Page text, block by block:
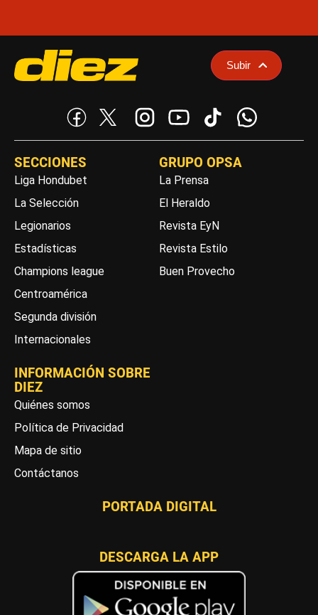
Subir
SECCIONES
Liga Hondubet
La Selección
Legionarios
Estadísticas
Champions league
Centroamérica
Segunda división
Internacionales
GRUPO OPSA
La Prensa
El Heraldo
Revista EyN
Revista Estilo
Buen Provecho
INFORMACIÓN SOBRE
DIEZ
Quiénes somos
Política de Privacidad
Mapa de sitio
Contáctanos
PORTADA DIGITAL
DESCARGA LA APP